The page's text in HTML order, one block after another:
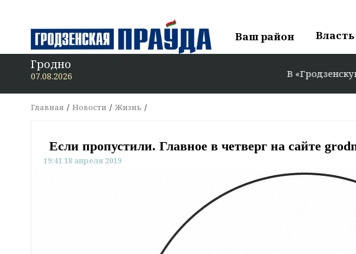
Ваш район Власть
Гродно
07.08.2026 В «Гродзенскую праўду»
Главная Новости Жизнь
Если пропустили. Главное в четверг на сайте
19:41 18 апреля 2019